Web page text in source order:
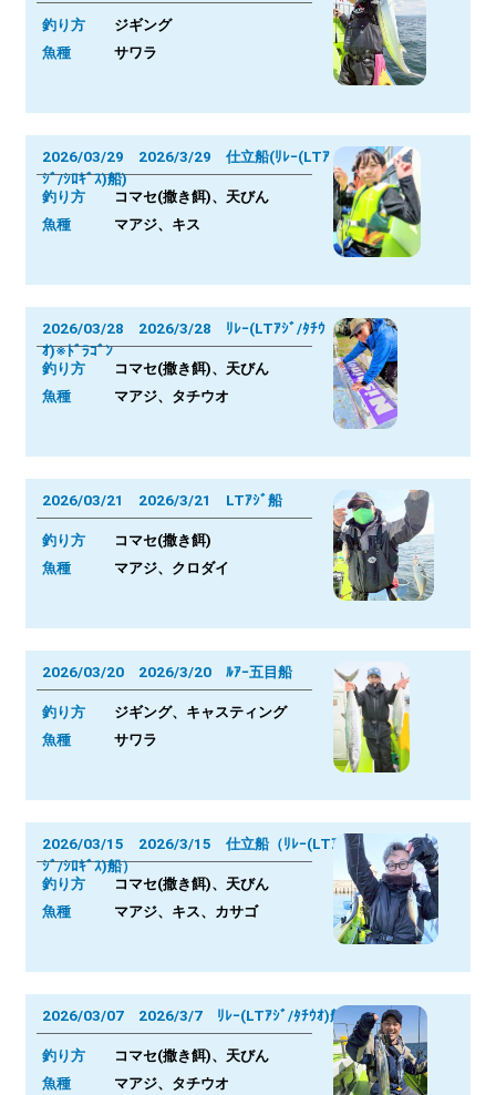
釣り方 ジギング
魚種 サワラ
2026/03/29 2026/3/29 仕立船(ﾘﾚｰ(LTｱ
ｼﾞ/ｼﾛｷﾞｽ)船)
釣り方
コマセ(撒き餌)、天びん
魚種 マアジ、キス
2026/03/28 2026/3/28 ﾘﾚｰ(LTｱｼﾞ/ﾀﾁｳ
ｵ)※ﾄﾞﾗｺﾞﾝ
釣り方
コマセ(撒き餌)、天びん
魚種 マアジ、タチウオ
2026/03/21 2026/3/21 LTｱｼﾞ船
釣り方
コマセ(撒き餌)
魚種 マアジ、クロダイ
2026/03/20 2026/3/20 ﾙｱｰ五目船
釣り方 ジギング、キャスティング
魚種 サワラ
2026/03/15 2026/3/15 仕立船（ﾘﾚｰ(LTｱ
ｼﾞ/ｼﾛｷﾞｽ)船）
釣り方
コマセ(撒き餌)、天びん
魚種 マアジ、キス、カサゴ
2026/03/07 2026/3/7 ﾘﾚｰ(LTｱｼﾞ/ﾀﾁｳｵ)船
釣り方
コマセ(撒き餌)、天びん
魚種 マアジ、タチウオ